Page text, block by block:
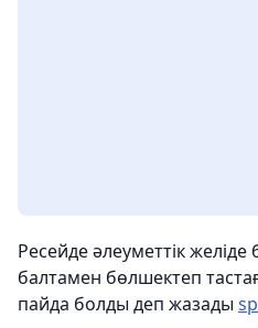
Ресейде әлеуметтік
балтамен бөлшектеп
пайда болды деп жазады